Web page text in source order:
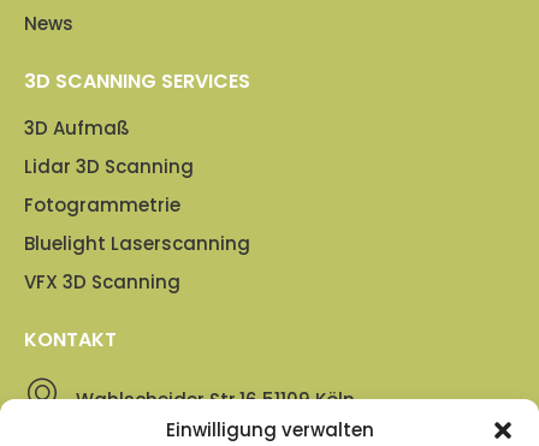
Einwilligung verwalten
News
3D SCANNING SERVICES
3D Aufmaß
Lidar 3D Scanning
Fotogrammetrie
Bluelight Laserscanning
VFX 3D Scanning
KONTAKT
Wahlscheider Str.16 51109 Köln